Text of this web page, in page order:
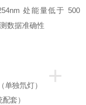
处能量低于 500
数据准确性
+
单独氘灯）
套）